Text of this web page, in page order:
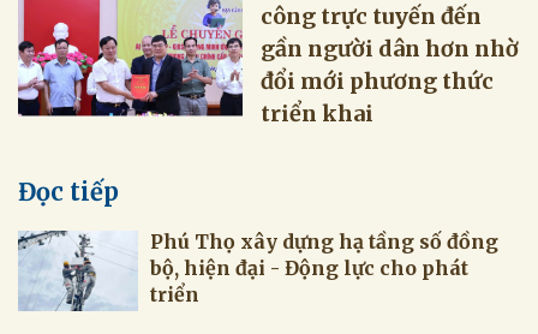
công trực tuyến đến
gần người dân hơn nhờ
đổi mới phương thức
triển khai
Đọc tiếp
Phú Thọ xây dựng hạ tầng số đồng
bộ, hiện đại - Động lực cho phát
triển